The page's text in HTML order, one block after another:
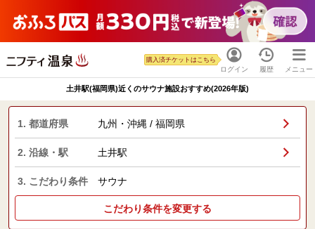
ログイン
購入済チケットはこちら
履歴 メニュー
土井駅(福岡県)近くのサウナ施設おすすめ(2026年版)
1. 都道府県 九州・沖縄 / 福岡県
2. 沿線・駅 土井駅
3. こだわり条件 サウナ
こだわり条件を変更する